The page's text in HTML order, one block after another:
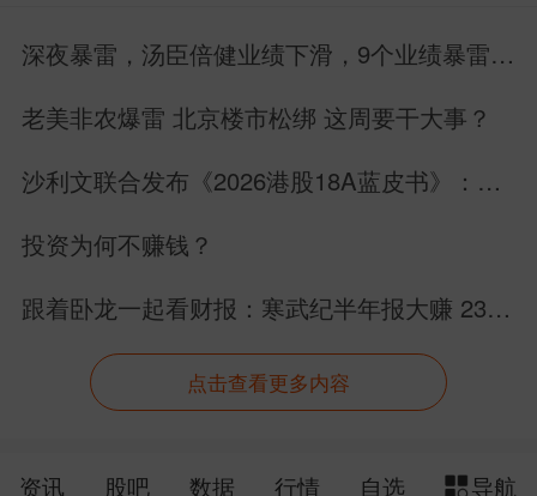
深夜暴雷，汤臣倍健业绩下滑，9个业绩暴雷，
老美非农爆雷 北京楼市松绑 这周要干大事？
沙利文联合发布《2026港股18A蓝皮书》：生
投资为何不赚钱？
跟着卧龙一起看财报：寒武纪半年报大赚 23
点击查看更多内容
资讯 股吧 数据 行情 自选
导航